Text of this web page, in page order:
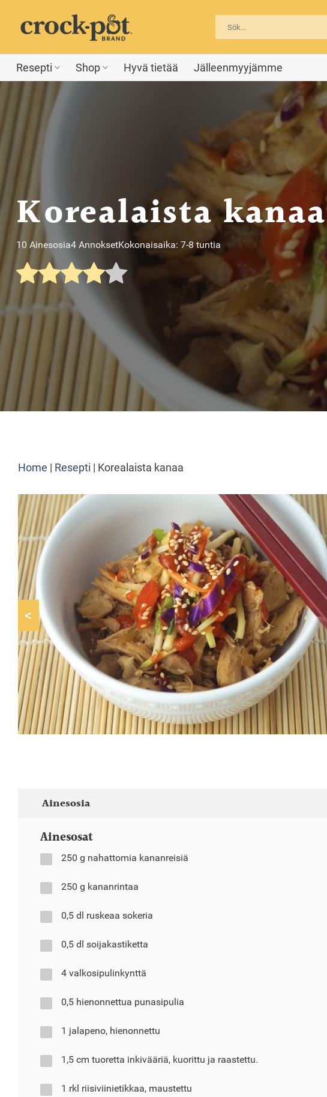
content
Resepti Shop Hyvä tietää Jälleenmyyjämme
Korealaista kanaa
10 Ainesosia4 AnnoksetKokonaisaika: 7-8 tuntia
Home Resepti Korealaista kanaa
<
Ainesosia
Ainesosat
250 g nahattomia kananreisiä
250 g kananrintaa
0,5 dl ruskeaa sokeria
0,5 dl soijakastiketta
4 valkosipulinkynttä
0,5 hienonnettua punasipulia
1 jalapeno, hienonnettu
1,5 cm tuoretta inkivääriä, kuorittu ja raastettu.
1 rkl riisiviinietikkaa, maustettu